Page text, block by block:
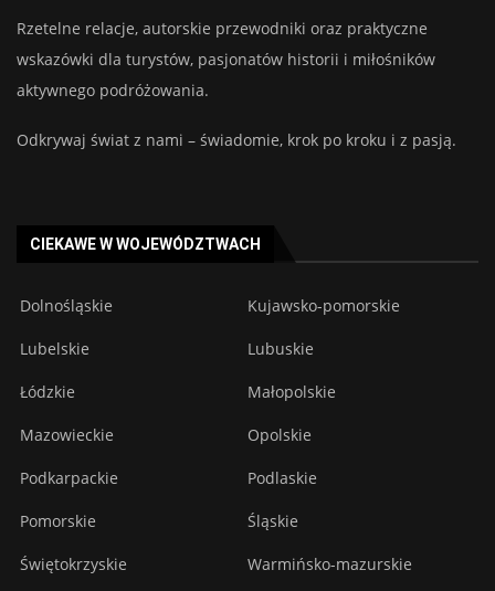
Rzetelne relacje, autorskie przewodniki oraz praktyczne
wskazówki dla turystów, pasjonatów historii i miłośników
aktywnego podróżowania.
Odkrywaj świat z nami – świadomie, krok po kroku i z pasją.
CIEKAWE W WOJEWÓDZTWACH
Dolnośląskie Kujawsko-pomorskie
Lubelskie Lubuskie
Łódzkie Małopolskie
Mazowieckie Opolskie
Podkarpackie Podlaskie
Pomorskie Śląskie
Świętokrzyskie Warmińsko-mazurskie